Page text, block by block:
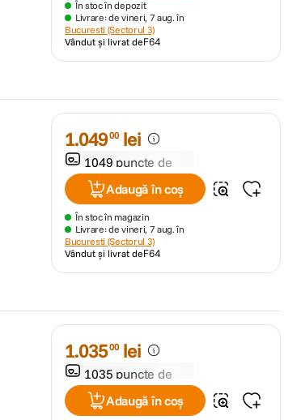
În stoc în depozit
Livrare: de vineri, 7 aug. în
Bucuresti (Sectorul 3)
Vândut și livrat deF64
1.04900 lei
1049 puncte de
fidelitate
Adaugă în coș
În stoc în magazin
Livrare: de vineri, 7 aug. în
Bucuresti (Sectorul 3)
Vândut și livrat deF64
1.03500 lei
1035 puncte de
fidelitate
Adaugă în coș